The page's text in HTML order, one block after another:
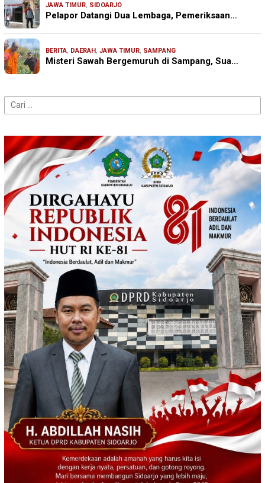
JAWA TIMUR, SIDOARJO
Pelapor Datangi Dua Lembaga, Pemeriksaan…
BERITA, DAERAH, JAWA TIMUR, SAMPANG
Misteri Sawah Bergemuruh di Sampang, Sua…
Cari
untuk: